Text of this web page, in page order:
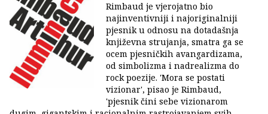
Rimbaud je vjerojatno bio
najinventivniji i najoriginalniji
pjesnik u odnosu na dotadašnja
književna strujanja, smatra ga se
ocem pjesničkih avangardizama,
od simbolizma i nadrealizma do
rock poezije. 'Mora se postati
vizionar', pisao je Rimbaud,
'pjesnik čini sebe vizionarom